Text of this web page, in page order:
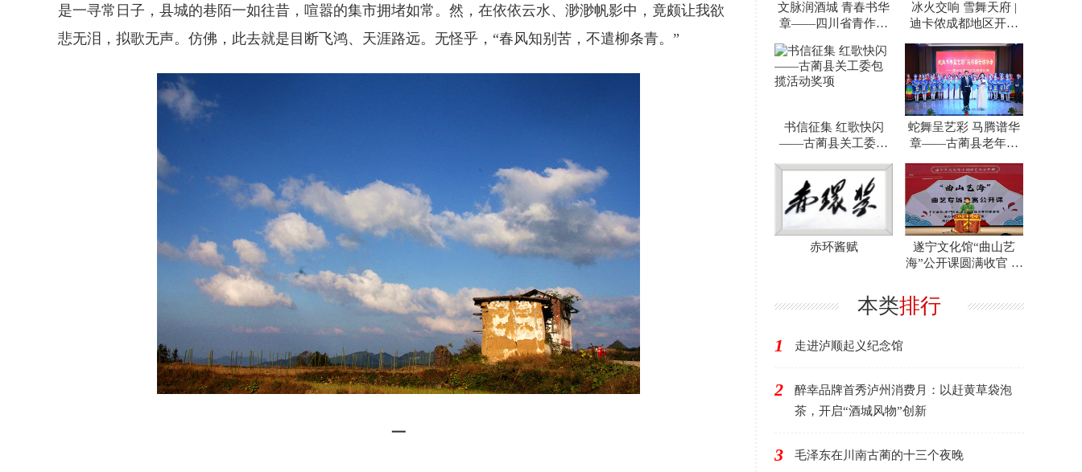
是一寻常日子，县城的巷陌一如往昔，喧嚣的集市拥堵如常。然，在依依云水、渺渺帆影中，竟颇让我欲
悲无泪，拟歌无声。仿佛，此去就是目断飞鸿、天涯路远。无怪乎，“春风知别苦，不遣柳条青。”
一
文脉润酒城 青春书华
章——四川省青作协
之路
冰火交响 雪舞天府 |
迪卡侬成都地区开板
书信征集 红歌快闪
——古蔺县关工委包
蛇舞呈艺彩 马腾谱华
章——古蔺县老年人
艺展
赤环酱赋
遂宁文化馆“曲山艺
海”公开课圆满收官 年
本类排行
1 走进泸顺起义纪念馆
2
醉幸品牌首秀泸州消费月：以赶黄草袋泡
茶，开启“酒城风物”创新
3 毛泽东在川南古蔺的十三个夜晚